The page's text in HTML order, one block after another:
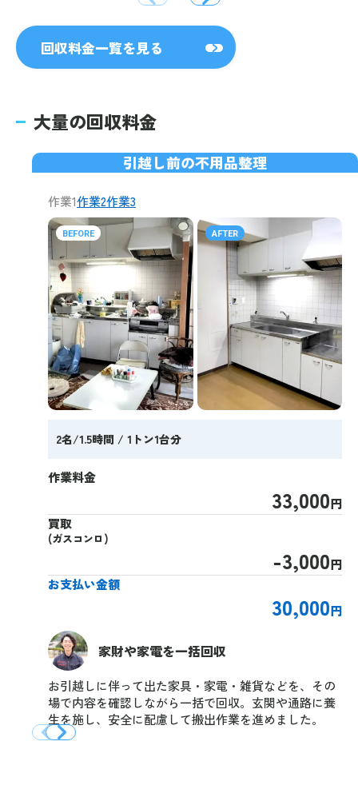
回収料金一覧を見る
大量の回収料金
引越し前の不用品整理
作業1作業2作業3
BEFORE AFTER
2名/1.5時間 / 1トン1台分
作業料金
33,000円
買取
(ガスコンロ)
-3,000円
お支払い金額
30,000円
家財や家電を一括回収
お引越しに伴って出た家具・家電・雑貨などを、その
場で内容を確認しながら一括で回収。玄関や通路に養
生を施し、安全に配慮して搬出作業を進めました。